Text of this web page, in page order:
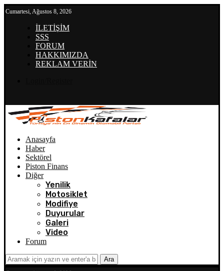
Cumartesi, Ağustos 8, 2026
İLETİŞİM
SSS
FORUM
HAKKIMIZDA
REKLAM VERİN
Anasayfa
Haber
Sektörel
Piston Finans
Diğer
Yenilik
Motosiklet
Modifiye
Duyurular
Galeri
Video
Forum
Ara